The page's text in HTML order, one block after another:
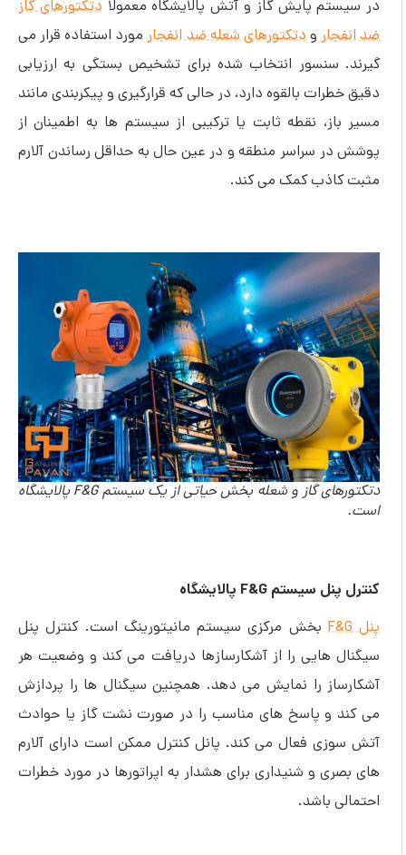
در سیستم پایش گاز و آتش پالایشگاه معمولا دتکتورهای گاز
ضد انفجارو دتکتورهای شعله ضد انفجارمورد استفاده قرار می
گیرند. سنسور انتخاب شده برای تشخیص بستگی به ارزیابی
دقیق خطرات بالقوه دارد، در حالی که قرارگیری و پیکربندی مانند
مسیر باز، نقطه ثابت یا ترکیبی از سیستم ها به اطمینان از
پوشش در سراسر منطقه و در عین حال به حداقل رساندن آلارم
مثبت کاذب کمک می کند.
دتکتورهای گاز و شعله بخش حیاتی از یک سیستم F&G پالایشگاه
است.
کنترل پنل سیستم F&G پالایشگاه
پنل F&G
بخش مرکزی سیستم مانیتورینگ است. کنترل پنل
سیگنال هایی را از آشکارسازها دریافت می کند و وضعیت هر
آشکارساز را نمایش می دهد. همچنین سیگنال ها را پردازش
می کند و پاسخ های مناسب را در صورت نشت گاز یا حوادث
آتش سوزی فعال می کند. پانل کنترل ممکن است دارای آلارم
های بصری و شنیداری برای هشدار به اپراتورها در مورد خطرات
احتمالی باشد.